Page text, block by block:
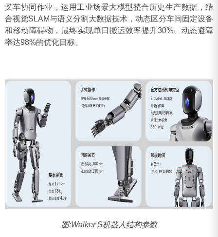
叉车协同作业，运用工业场景大模型整合历史生产数据，结
合视觉SLAM与语义分割大数据技术，动态区分车间固定设备
和移动障碍物，最终实现单日搬运效率提升30%、动态避障
率达98%的优化目标。
图:Walker S机器人结构参数